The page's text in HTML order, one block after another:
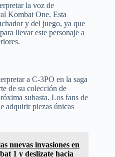
la voz de
Kombat One. Esta
y del juego, ya que
llevar este personaje a
a C-3PO en la saga
de su colección de
subasta. Los fans de
adquirir piezas únicas
nuevas invasiones en
1 y deslízate hacia